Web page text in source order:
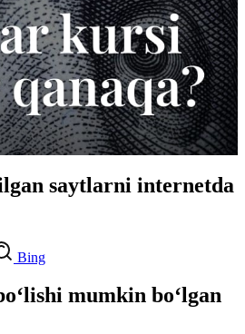
saytlarni internetda
Bing
mumkin bo‘lgan